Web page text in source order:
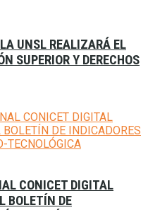
UNSL REALIZARÁ EL
SUPERIOR Y DERECHOS
CONICET DIGITAL
BOLETÍN DE